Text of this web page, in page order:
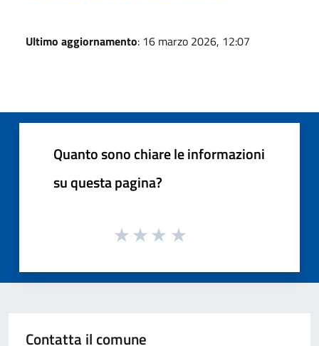
Ultimo aggiornamento: 16 marzo 2026, 12:07
Quanto sono chiare le informazioni
su questa pagina?
Contatta il comune